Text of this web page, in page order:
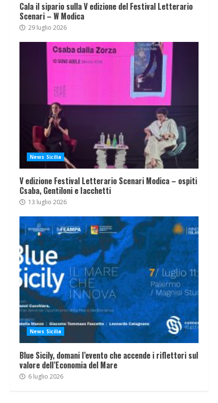
Cala il sipario sulla V edizione del Festival Letterario
Scenari – W Modica
29 luglio 2026
News Sicilia
V edizione Festival Letterario Scenari Modica – ospiti
Csaba, Gentiloni e Iacchetti
13 luglio 2026
News Sicilia
Blue Sicily, domani l’evento che accende i riflettori sul
valore dell’Economia del Mare
6 luglio 2026